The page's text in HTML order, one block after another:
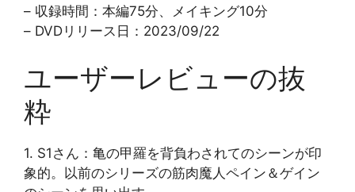
– 収録時間：本編75分、メイキング10分
– DVDリリース日：2023/09/22
ユーザーレビューの抜
粋
1. S1さん：亀の甲羅を背負わされてのシーンが印
象的。以前のシリーズの筋肉魔人ペイン＆ゲイン